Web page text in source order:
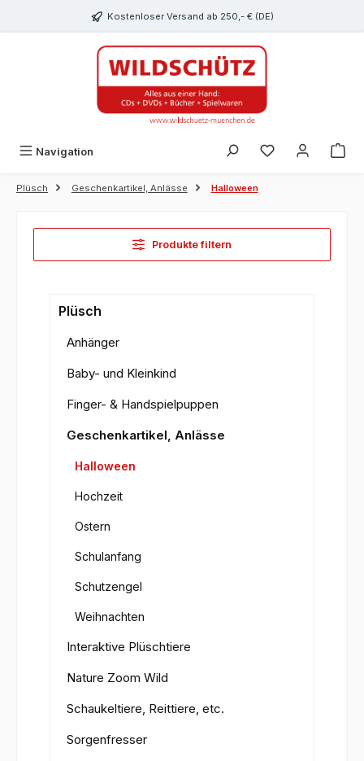
Kostenloser Versand ab 250,- € (DE)
Navigation Du hast 0
Plüsch Geschenkartikel, Anlässe Halloween
Produkte filtern
Plüsch
Anhänger
Baby- und Kleinkind
Finger- & Handspielpuppen
Geschenkartikel, Anlässe
Halloween
Hochzeit
Ostern
Schulanfang
Schutzengel
Weihnachten
Interaktive Plüschtiere
Nature Zoom Wild
Schaukeltiere, Reittiere, etc.
Sorgenfresser